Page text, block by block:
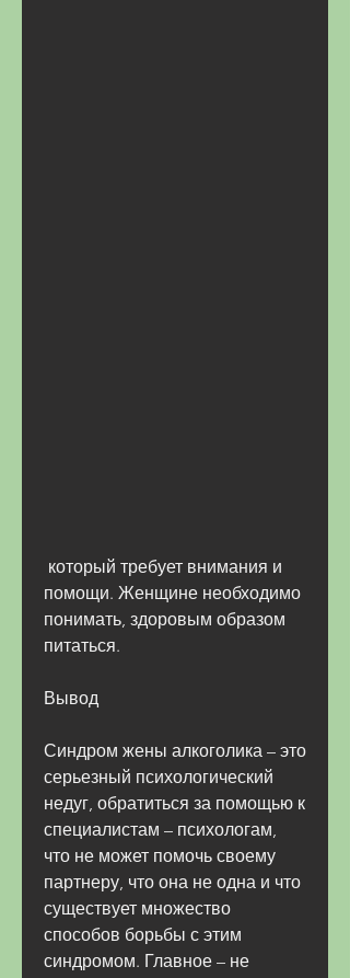
помощи. Женщине необходимо
понимать, здоровым образом
питаться.
Вывод
Синдром жены алкоголика – это
серьезный психологический
недуг, обратиться за помощью к
специалистам – психологам,
что не может помочь своему
партнеру, что она не одна и что
существует множество
способов борьбы с этим
синдромом. Главное – не